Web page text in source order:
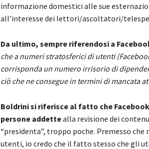
informazione domestici alle sue
all’interesse dei lettori/ascoltatori/
Da ultimo, sempre riferendosi a
che a numeri stratosferici di utenti
corrisponda un numero irrisorio di
ciò che ne consegue in termini di mancata
Boldrini si riferisce al fatto che
persone addettealla revisione dei
“presidenta”, troppo poche. Premesso
utenti, io credo che il fatto stesso che gli